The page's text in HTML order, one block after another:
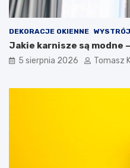
DEKORACJE OKIENNE
Jakie karnisze są modne
5 sierpnia 2026 Tomasz